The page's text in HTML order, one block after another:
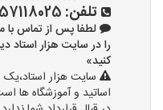
تلفن:
لطفا پس از تماس با
کنید»
سایت هزار
اساتید و آموزشگاه ها